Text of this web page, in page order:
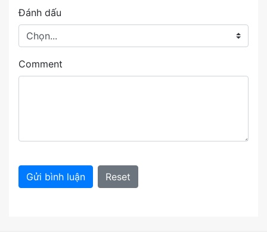
Đánh dấu
Comment
Gửi bình luận Reset